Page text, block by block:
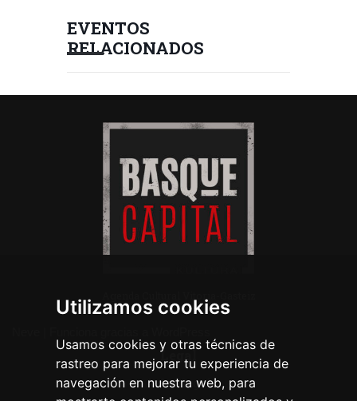
Utilizamos cookies
Usamos cookies y otras técnicas de
rastreo para mejorar tu experiencia de
navegación en nuestra web, para
EVENTOS
RELACIONADOS
Legal
Aviso legal